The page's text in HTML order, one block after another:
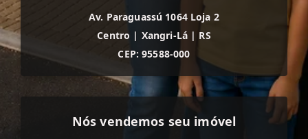
Av. Paraguassú 1064 Loja 2
Centro | Xangri-Lá | RS
CEP: 95588-000
Nós vendemos seu imóvel